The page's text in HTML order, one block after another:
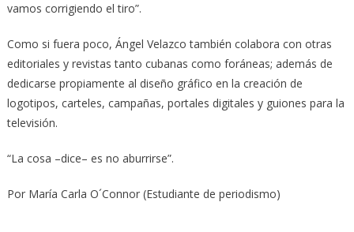
vamos corrigiendo el tiro”.
Como si fuera poco, Ángel Velazco también colabora con otras
editoriales y revistas tanto cubanas como foráneas; además de
dedicarse propiamente al diseño gráfico en la creación de
logotipos, carteles, campañas, portales digitales y guiones para la
televisión.
“La cosa –dice– es no aburrirse”.
Por María Carla O´Connor (Estudiante de periodismo)